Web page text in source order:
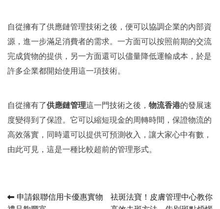
自從擁有了供應鏈管理技術之後，便可以協調企業的內部資
源，進一步滿足消費者的需求。一方面可以按照前期的交流
完成貨物的提供，另一方面還可以儘量降低運輸成本，於是
許多企業都開始使用這一項技術。
自從擁有了供應鏈管理這一門技術之後， 物流香港的發展速
度變得到了保證。它可以縮短現金的周轉時間，保證物流的
高效落實，同時還可以提供可預測收入，讓大家心中有數，
由此可見，這是一種比較超前的管理形式。
Post
申請銀聯信用卡優惠實物
祛斑法寶！皮膚管理中心教你